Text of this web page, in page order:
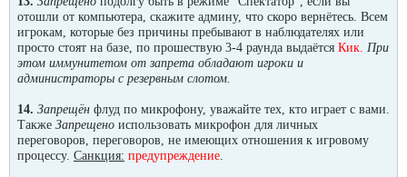
отошли от компьютера, скажите админу, что скоро вернётесь. Всем
игрокам, которые без причины пребывают в наблюдателях или
просто стоят на базе, по прошествую 3-4 раунда выдаётся Кик. При
этом иммунитетом от запрета обладают игроки и
администраторы с резервным слотом.
14. Запрещён флуд по микрофону, уважайте тех, кто играет с вами.
Также Запрещено использовать микрофон для личных
переговоров, переговоров, не имеющих отношения к игровому
процессу. Санкция: предупреждение